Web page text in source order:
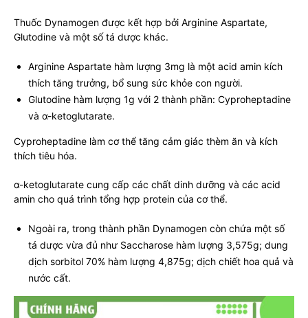
Thuốc Dynamogen được kết hợp bởi Arginine Aspartate,
Glutodine và một số tá dược khác.
Arginine Aspartate hàm lượng 3mg là một acid amin kích
thích tăng trưởng, bổ sung sức khỏe con người.
Glutodine hàm lượng 1g với 2 thành phần: Cyproheptadine
và α-ketoglutarate.
Cyproheptadine làm cơ thể tăng cảm giác thèm ăn và kích
thích tiêu hóa.
α-ketoglutarate cung cấp các chất dinh dưỡng và các acid
amin cho quá trình tổng hợp protein của cơ thể.
Ngoài ra, trong thành phần Dynamogen còn chứa một số
tá dược vừa đủ như Saccharose hàm lượng 3,575g; dung
dịch sorbitol 70% hàm lượng 4,875g; dịch chiết hoa quả và
nước cất.